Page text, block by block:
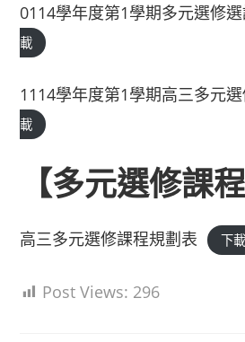
0114學年度第1學期多元選修
載
1114學年度第1學期高三多元
載
【多元選修課
高三多元選修課程規劃表 下載
Post Views: 296